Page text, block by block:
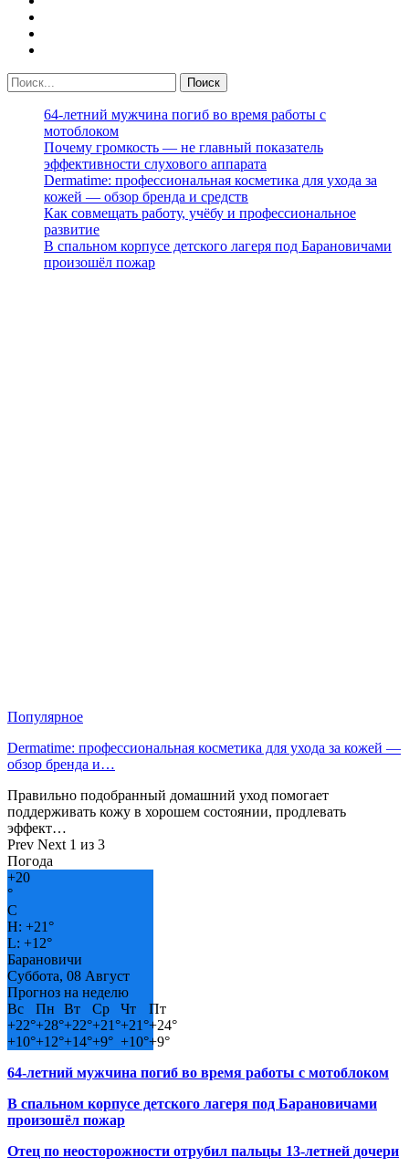
64-летний мужчина погиб во время работы с
мотоблоком
Почему громкость — не главный показатель
эффективности слухового аппарата
Dermatime: профессиональная косметика для ухода за
кожей — обзор бренда и средств
Как совмещать работу, учёбу и профессиональное
развитие
В спальном корпусе детского лагеря под Барановичами
произошёл пожар
Популярное
Dermatime: профессиональная косметика для ухода за кожей —
обзор бренда и…
Правильно подобранный домашний уход помогает
поддерживать кожу в хорошем состоянии, продлевать
эффект…
Prev Next 1 из 3
Погода
+20
°
C
H: +21°
L: +12°
Барановичи
Суббота, 08 Август
Прогноз на неделю
Вс
Пн Вт Ср Чт
Пт
+22°+28°+22°+21°+21°+24°
+10°+12°+14°+9° +10°+9°
64-летний мужчина погиб во время работы с мотоблоком
В спальном корпусе детского лагеря под Барановичами
произошёл пожар
Отец по неосторожности отрубил пальцы 13-летней дочери